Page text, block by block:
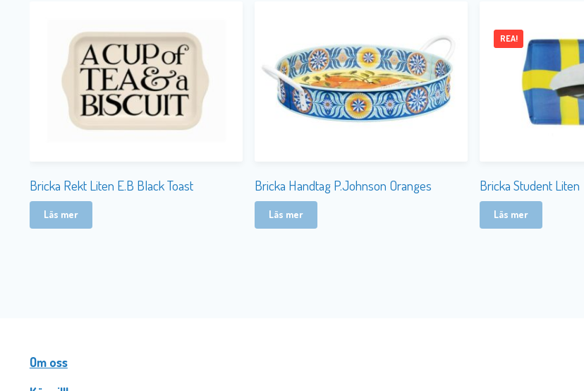
Bricka Rekt Liten E.B Black Toast
Läs mer
Bricka Handtag P.Johnson Oranges
Läs mer
Bricka Student Liten
REA!
Läs mer
Om oss